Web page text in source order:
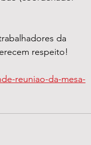
da
respeito!
reuniao-da-mesa-